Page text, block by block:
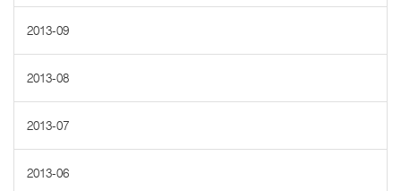
2013-09
2013-08
2013-07
2013-06